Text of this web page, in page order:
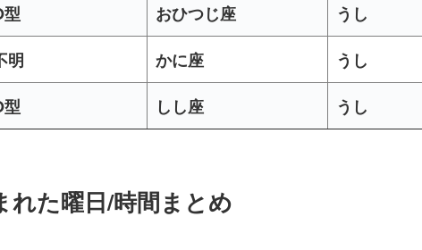
型 おひつじ座
うし
明 かに座
うし
型 しし座 うし
た曜日/時間まとめ